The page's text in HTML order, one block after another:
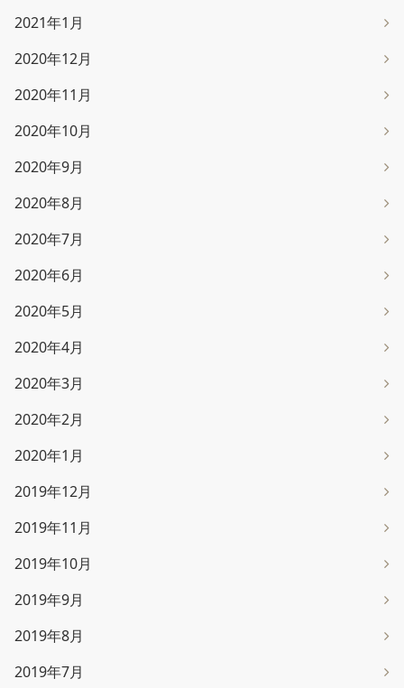
2021年1月
2020年12月
2020年11月
2020年10月
2020年9月
2020年8月
2020年7月
2020年6月
2020年5月
2020年4月
2020年3月
2020年2月
2020年1月
2019年12月
2019年11月
2019年10月
2019年9月
2019年8月
2019年7月